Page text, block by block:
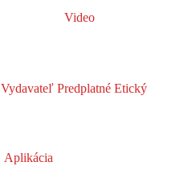
Video
Vydavateľ Predplatné Etický
Aplikácia